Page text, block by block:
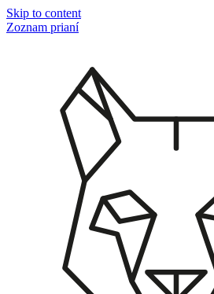
Skip to content
Zoznam prianí